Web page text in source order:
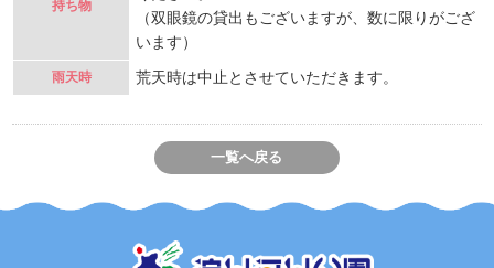
持ち物
（双眼鏡の貸出もございますが、数に限りがござ
います）
雨天時 荒天時は中止とさせていただきます。
一覧へ戻る